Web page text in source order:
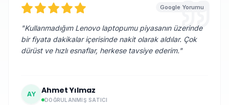
Google Yorumu
"Kullanmadığım Lenovo laptopumu piyasanın üzerinde
bir fiyata dakikalar içerisinde nakit olarak aldılar. Çok
dürüst ve hızlı esnaflar, herkese tavsiye ederim."
AY Ahmet Yılmaz
DOĞRULANMIŞ SATICI